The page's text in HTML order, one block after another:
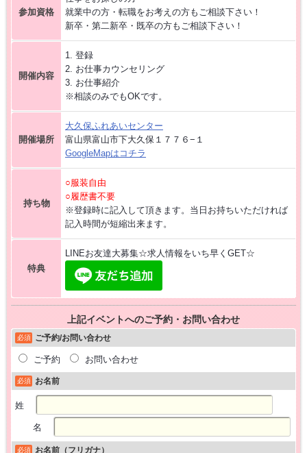
派遣から正社員をめざす 〜自分に合った職場を見つける新しい転職の
カタチ〜
【中新川エリア】近くdeWORK [HC7]
【お仕事相談会☆流通会館】2026/9/24(木) PM開催
参加資格
就業中の方・転職をお考えの方もご相談下さい！
新卒・第二新卒・既卒の方もご相談下さい！
開催内容
1. 登録
2. お仕事カウンセリング
3. お仕事紹介
※相談のみでもOKです。
開催場所
大久保ふれあいセンター
富山県富山市下大久保１７７６−１
GoogleMapはコチラ
持ち物
○服装自由
○履歴書不要
※登録時に記入して頂きます。当日お持ちいただければ
記入時間が短縮出来ます。
特典
LINEお友達大募集☆求人情報をいち早くGET☆
上記イベントへのご予約・お問い合わせ
必須 ご予約/お問い合わせ
ご予約 お問い合わせ
必須 お名前
姓
名
必須 お名前（フリガナ）